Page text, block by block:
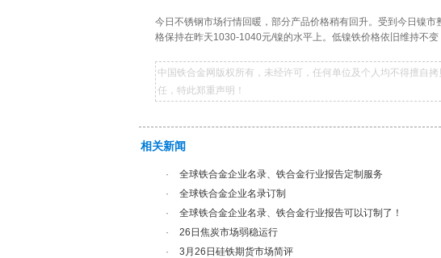
今日不锈钢市场行情回暖，部分产品价格稍有回升。受到今日镍
格保持在昨天1030-1040元/镍的水平上。低镍铁价格依旧维持不变
中国铁合金网版权所有，未经许可，任何单位及个人均不得擅自
任，特此郑重声明！
相关新闻
· 全球铁合金企业名录、铁合金行业报告定制服务
·
全球铁合金企业名录订制
·
全球铁合金企业名录、铁合金行业报告可以订制了！
·
26日焦炭市场弱稳运行
·
3月26日硅铁期货市场简评